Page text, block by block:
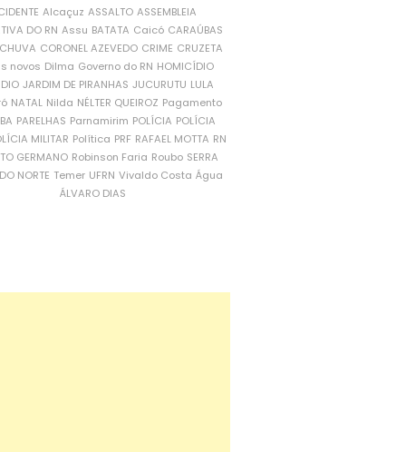
Alcaçuz ASSALTO ASSEMBLEIA
DO RN Assu BATATA Caicó CARAÚBAS
CORONEL AZEVEDO CRIME CRUZETA
novos Dilma Governo do RN HOMICÍDIO
JARDIM DE PIRANHAS JUCURUTU LULA
NATAL Nilda NÉLTER QUEIROZ Pagamento
PARELHAS Parnamirim POLÍCIA POLÍCIA
MILITAR Política PRF RAFAEL MOTTA RN
GERMANO Robinson Faria Roubo SERRA
NORTE Temer UFRN Vivaldo Costa Água
ÁLVARO DIAS